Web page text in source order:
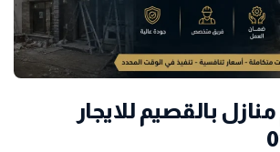
بالقصيم للايجار